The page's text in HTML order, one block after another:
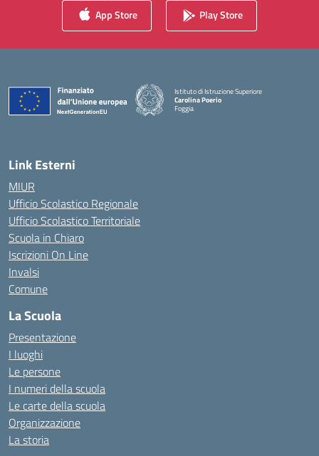
App Store Play Store
Istituto di Istruzione Superiore
Carolina Poerio
Foggia
— Visita la pagina iniziale della scuola
Link Esterni
MIUR
Ufficio Scolastico Regionale
Ufficio Scolastico Territoriale
Scuola in Chiaro
Iscrizioni On Line
Invalsi
Comune
La Scuola
Presentazione
I luoghi
Le persone
I numeri della scuola
Le carte della scuola
Organizzazione
La storia